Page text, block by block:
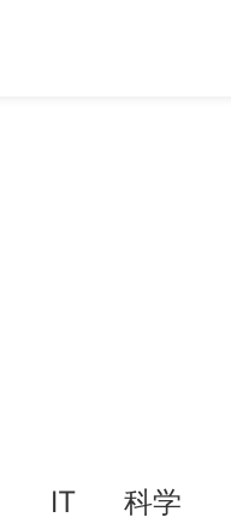
IT 科学